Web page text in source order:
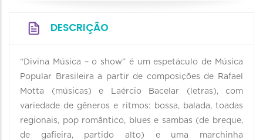
DESCRIÇÃO
“Divina Música – o show” é um espetáculo de Música
Popular Brasileira a partir de composições de Rafael
Motta (músicas) e Laércio Bacelar (letras), com
variedade de gêneros e ritmos: bossa, balada, toadas
regionais, pop romântico, blues e sambas (de breque,
de gafieira, partido alto) e uma marchinha